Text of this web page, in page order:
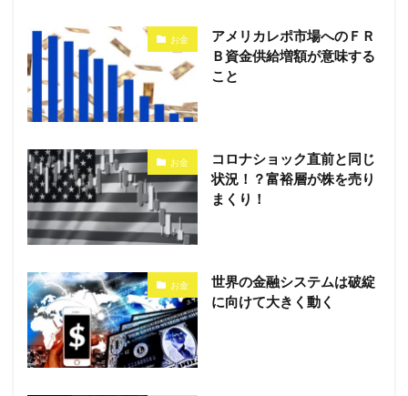
お金
アメリカレポ市場へのＦＲ
Ｂ資金供給増額が意味する
こと
お金
コロナショック直前と同じ
状況！？富裕層が株を売り
まくり！
お金
世界の金融システムは破綻
に向けて大きく動く